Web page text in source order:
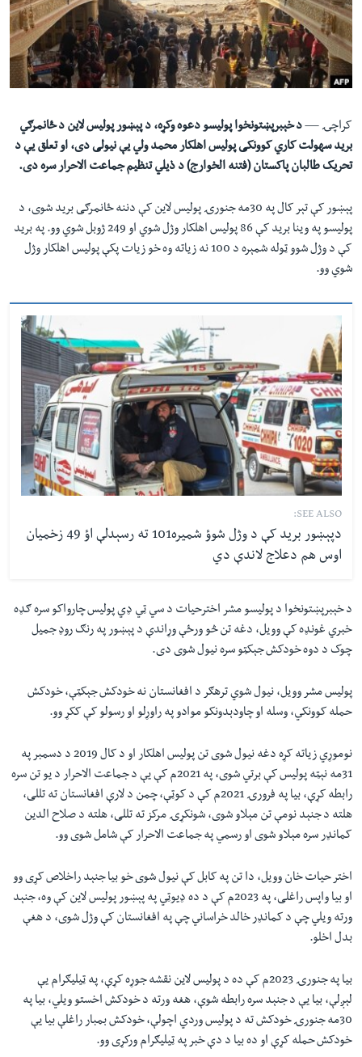
دلته
مخکې
مرکزي
لټون
واوړئ
اداریه
Learning English
کراچۍ —د خېبرپښتونخوا پوليسو دعوه وکړه، د پېښور پوليس لاين د ځانمرګي
بريد سهولت کاري کوونکی پوليس اهلکار محمد ولي یې نيولی دی، او تعلق یې د
تحریک طالبان پاکستان (فتنه الخوارج) د ذيلي تنظيم جماعت الاحرار سره دی.
پېښور کې تېر کال په 30مه جنورۍ پوليس لاين کې دننه ځانمرګی بريد شوی، د
پولیسو په وينا بريد کې86 پوليس اهلکار وژل شوي او 249ژوبل شوي وو. په بريد
کې د وژل شوو ټوله شمېره د 100 نه زیاته وه خو زيات پکې پوليس اهلکار وژل
شوي وو.
SEE ALSO:
دپېښور برید کې د وژل شوؤ شمیره101 ته رسېدلې اؤ 49 زخمیان
اوس هم دعلاج لاندې دي
د خېبرپښتونخوا د پوليسو مشر اخترحيات د سي ټي ډي پوليس چارواکو سره ګډه
خبري غونډه کې وويل، دغه تن څو ورځې وړاندې د پېښور په رنګ روډ جميل
چوک د دوه خودکش جېکټو سره نيول شوی دی.
پوليس مشر وويل، نيول شوي ترهګر د افغانستان نه خودکش جېکټې، خودکش
حمله کوونکي، وسله او چاودېدونکو موادو په راوړلو او رسولو کې ککړ وو.
نوموړي زياته کړه دغه نيول شوی تن پوليس اهلکار او د کال 2019 د دسمبر په
31مه نېټه پوليس کې برتي شوی، په 2021م کې یې د جماعت الاحرار د يو تن سره
رابطه کړې، بيا په فرورۍ 2021م کې د کوټې، چمن د لارې افغانستان ته تللی،
هلته د جنېد نومې تن مېلاو شوی، شونکړۍ مرکز ته تللی، هلته د صلاح الدين
کمانډر سره مېلاو شوی او رسمي په جماعت الاحرار کې شامل شوی وو.
اختر حیات خان وويل، دا تن په کابل کې نيول شوی خو بيا جنېد راخلاص کړی وو
او بيا واپس راغلی، په 2023م کې د ده ډيوټي په پېښور پوليس لاين کې وه، جنېد
ورته ویلي چې د کمانډر خالد خراساني چې په افغانستان کې وژل شوی، د هغې
بدل اخلو.
بيا په جنورۍ 2023م کې ده د پوليس لاين نقشه جوړه کړې، په ټيليګرام یې
لېږلې، بيا یې د جنېد سره رابطه شوې، هغه ورته د خودکش اخستو ويلي، بيا په
30مه جنورۍ خودکش ته د پوليس وردي اچولې، خودکش بمبار راغلې بيا یې
خودکش حمله کړې او ده بيا د دې خبر په ټيليګرام ورکړی وو.